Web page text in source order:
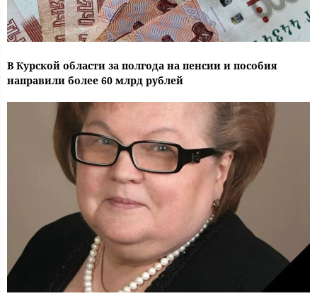
В Курской области за полгода на пенсии и пособия
направили более 60 млрд рублей